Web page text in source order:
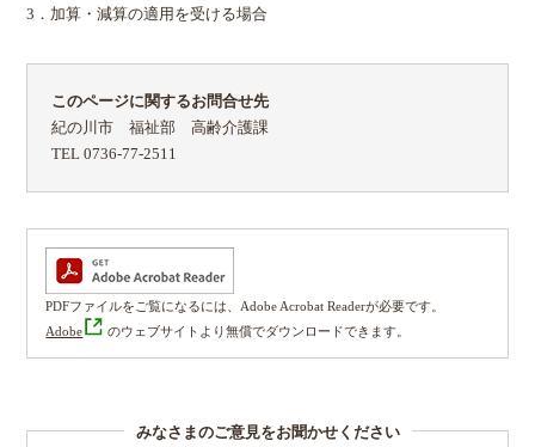
3．加算・減算の適用を受ける場合
このページに関するお問合せ先
紀の川市 福祉部 高齢介護課
TEL 0736-77-2511
PDFファイルをご覧になるには、Adobe Acrobat Readerが必要です。
Adobe
のウェブサイトより無償でダウンロードできます。
みなさまのご意見をお聞かせください